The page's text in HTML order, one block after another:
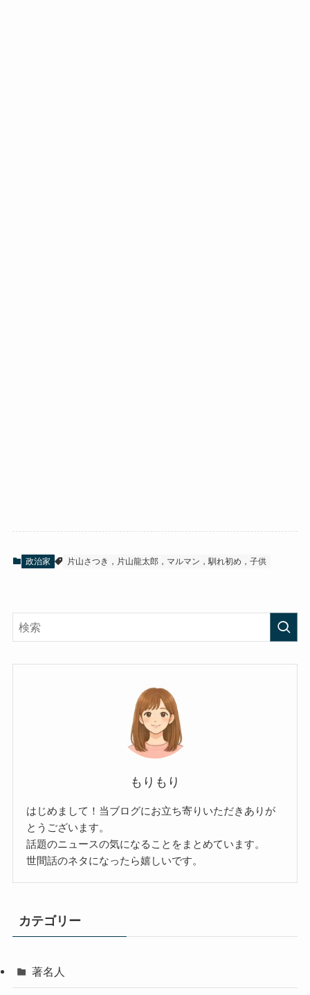
政治家 片山さつき，片山龍太郎，マルマン，馴れ初め，子供
もりもり
はじめまして！当ブログにお立ち寄りいただきありが
とうございます。
話題のニュースの気になることをまとめています。
世間話のネタになったら嬉しいです。
カテゴリー
著名人